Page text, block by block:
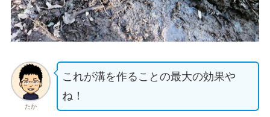
たか
これが溝を作ることの最大の効果や
ね！